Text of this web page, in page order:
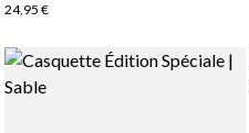
24,95 €